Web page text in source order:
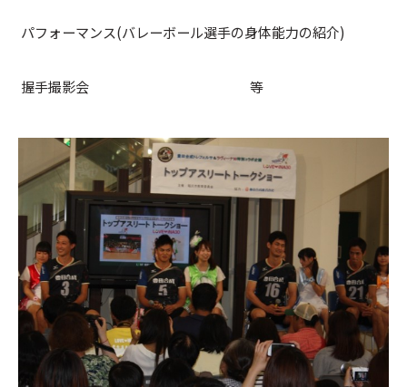
パフォーマンス(バレーボール選手の身体能力の紹介)
握手撮影会 等